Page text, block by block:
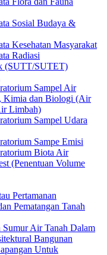
Sosial Budaya &
Kesehatan Masyarakat
Radiasi
(SUTT/SUTET)
Sampel Air
Kimia dan Biologi (Air
Limbah)
Sampel Udara
Sampe Emisi
Biota Air
(Penentuan Volume
Pertamanan
Pematangan Tanah
Sumur Air Tanah Dalam
Bangunan
Untuk